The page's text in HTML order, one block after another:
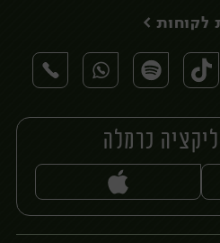
לקוחות >
כרמלה